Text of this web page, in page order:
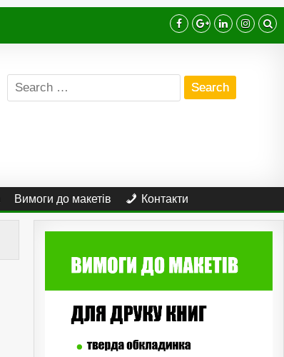
Search
for:
Вимоги до макетів Контакти